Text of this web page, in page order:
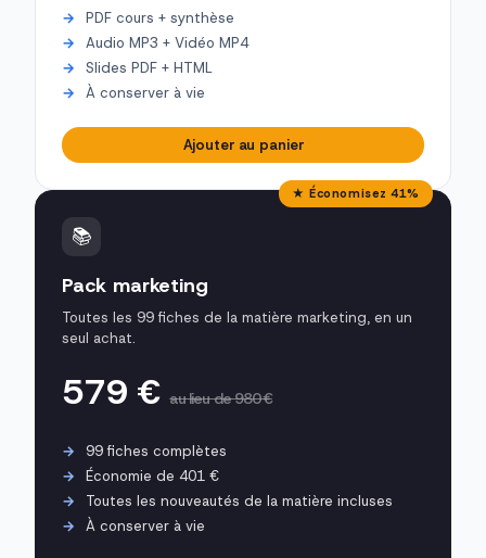
PDF cours + synthèse
Audio MP3 + Vidéo MP4
Slides PDF + HTML
À conserver à vie
Ajouter au panier
★ Économisez 41%
📚
Pack marketing
Toutes les 99 fiches de la matière marketing, en un
seul achat.
579 €au lieu de 980 €
99 fiches complètes
Économie de 401 €
Toutes les nouveautés de la matière incluses
À conserver à vie